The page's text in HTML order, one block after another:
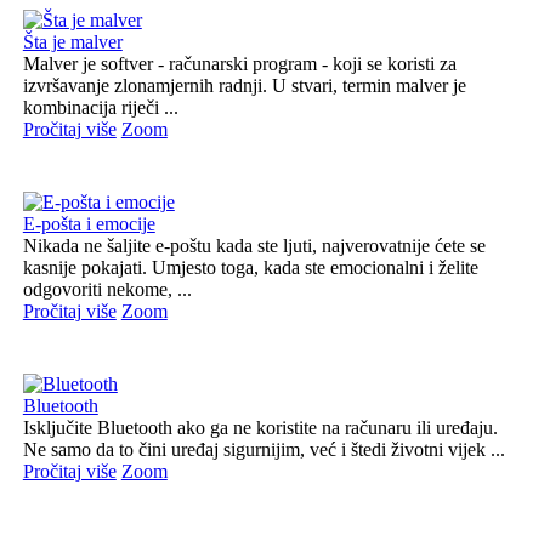
Šta je malver
Malver je softver - računarski program - koji se koristi za
izvršavanje zlonamjernih radnji. U stvari, termin malver je
kombinacija riječi ...
Pročitaj više Zoom
E-pošta i emocije
Nikada ne šaljite e-poštu kada ste ljuti, najverovatnije ćete se
kasnije pokajati. Umjesto toga, kada ste emocionalni i želite
odgovoriti nekome, ...
Pročitaj više Zoom
Bluetooth
Isključite Bluetooth ako ga ne koristite na računaru ili uređaju.
Ne samo da to čini uređaj sigurnijim, već i štedi životni vijek ...
Pročitaj više Zoom